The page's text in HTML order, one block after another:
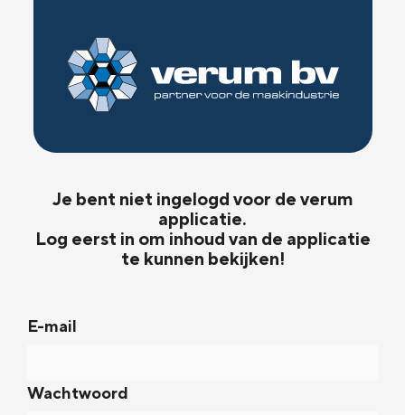
Je bent niet ingelogd voor de verum
applicatie.
Log eerst in om inhoud van de applicatie
te kunnen bekijken!
E-mail
Wachtwoord